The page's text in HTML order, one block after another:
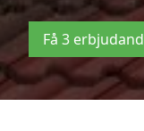
Få 3